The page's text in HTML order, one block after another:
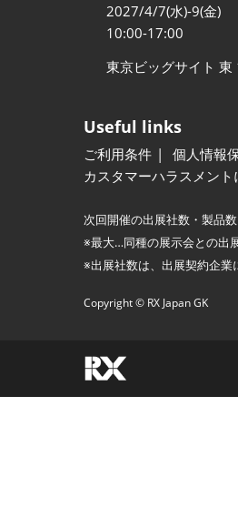
2027/4/7(水)-9(金)
10:00-17:00
東京ビッグサイト 東
Useful links
ご利用条件 個人情報
カスタマーハラスメン
次回開催の出展社数・製品
※最大…同種の展示会との出
※出展社数は、出展契約企業
Copyright © RX Japan GK